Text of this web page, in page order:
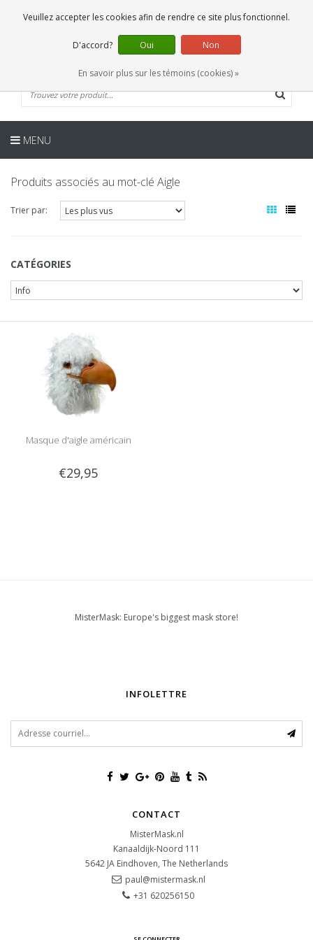
0 Articles
FR
MENU
Produits associés au mot-clé Aigle
Trier par:
CATÉGORIES
Masque d'aigle américain
€29,95
MisterMask: Europe's biggest mask store!
INFOLETTRE
CONTACT
MisterMask.nl
Kanaaldijk-Noord 111
5642 JA Eindhoven, The Netherlands
paul@mistermask.nl
+31 620256150
Veuillez accepter les cookies afin de rendre ce site plus fonctionnel.
D'accord? Oui Non
En savoir plus sur les témoins (cookies) »